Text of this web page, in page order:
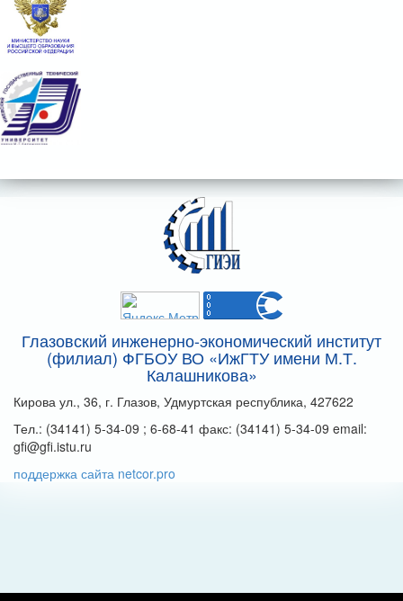
Глазовский инженерно-экономический институт
(филиал) ФГБОУ ВО «ИжГТУ имени М.Т.
Калашникова»
Кирова ул., 36, г. Глазов, Удмуртская республика, 427622
Тел.: (34141) 5-34-09 ; 6-68-41 факс: (34141) 5-34-09 email:
gfi@gfi.istu.ru
поддержка сайта netcor.pro